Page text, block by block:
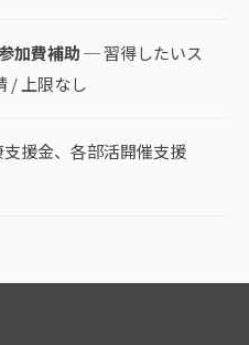
加費補助─ 習得したいス
/ 上限なし
援金、各部活開催支援